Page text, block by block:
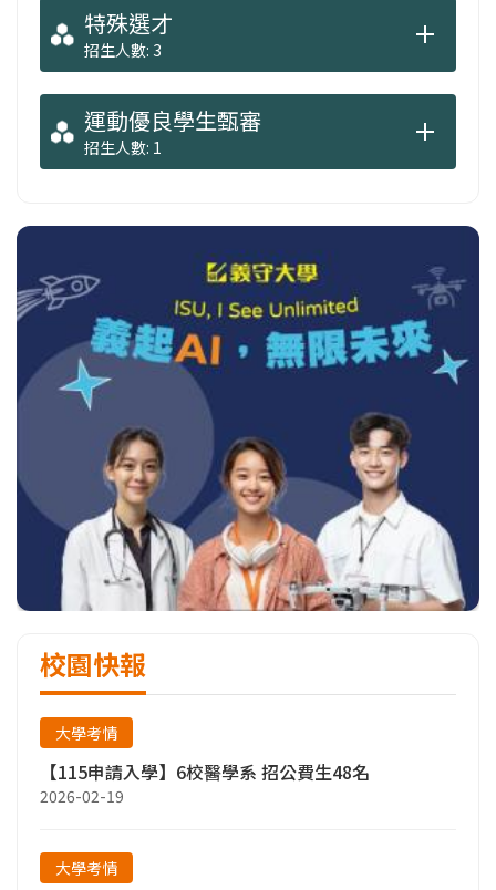
特殊選才
招生人數: 3
運動優良學生甄審
招生人數: 1
校園快報
大學考情
【115申請入學】6校醫學系 招公費生48名
2026-02-19
大學考情